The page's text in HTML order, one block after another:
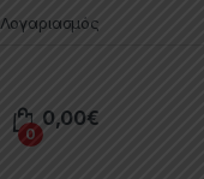
Λογαριασμός
0
0,00€